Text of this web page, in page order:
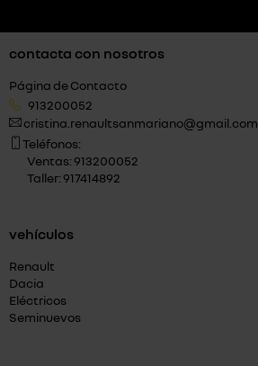
contacta con nosotros
Página de Contacto
913200052
cristina.renaultsanmariano@gmail.com
Teléfonos:
Ventas: 913200052
Taller: 917414892
vehículos
Renault
Dacia
Eléctricos
Seminuevos